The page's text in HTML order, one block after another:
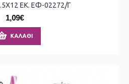
ΕΚ. ΕΦ-02272/Γ
1,09€
ΚΑΛΆΘΙ